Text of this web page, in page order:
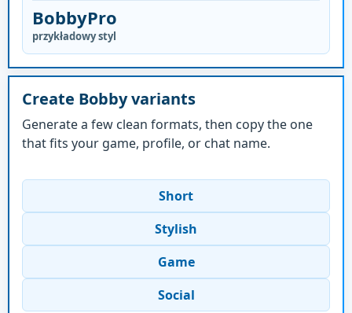
BobbyPro
przykładowy styl
Create Bobby variants
Generate a few clean formats, then copy the one
that fits your game, profile, or chat name.
Short
Stylish
Game
Social